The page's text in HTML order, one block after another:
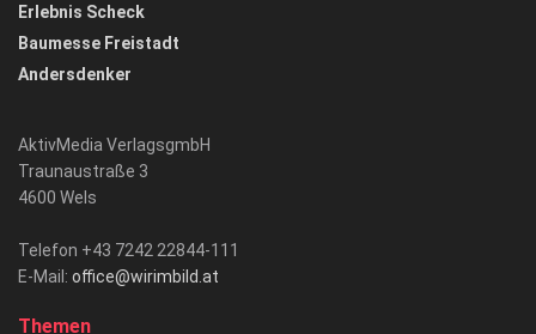
Erlebnis Scheck
Baumesse Freistadt
Andersdenker
AktivMedia VerlagsgmbH
Traunaustraße 3
4600 Wels
Telefon +43 7242 22844-111
E-Mail: office@wirimbild.at
Themen